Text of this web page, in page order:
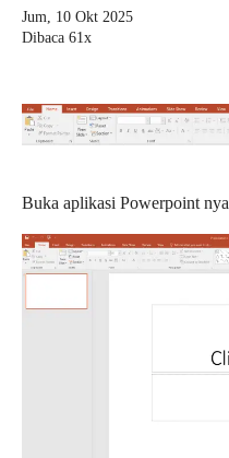
Jum, 10 Okt 2025
Dibaca 61x
Buka aplikasi Powerpoint nya